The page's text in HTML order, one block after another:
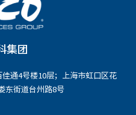
集团
通4号楼10层；上海市虹口区花
东街道台州路8号